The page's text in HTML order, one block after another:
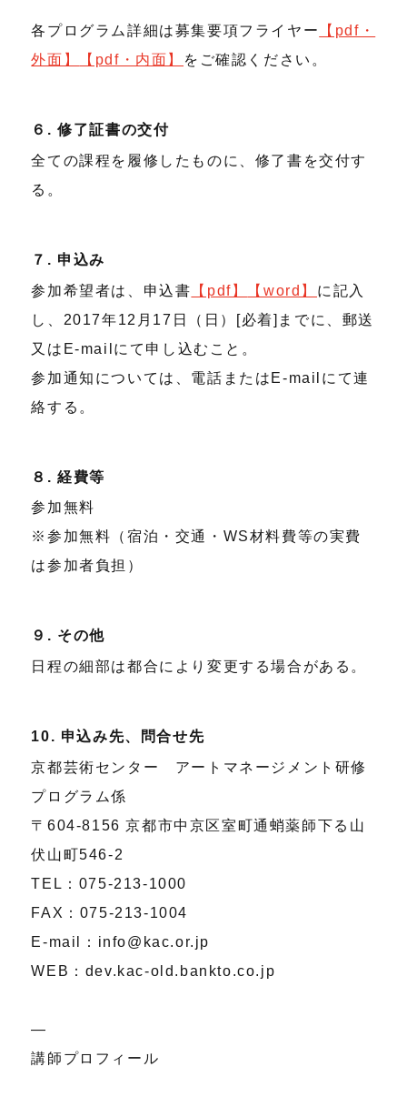
各プログラム詳細は募集要項フライヤー
【pdf・
外面】
【pdf・内面】 をご確認ください。
６. 修了証書の交付
全ての課程を履修したものに、修了書を交付す
る。
７. 申込み
参加希望者は、申込書 【pdf】 【word】 に記入
し、2017年12月17日（日）[必着]までに、郵送
又はE-mailにて申し込むこと。
参加通知については、電話またはE-mailにて連
絡する。
８. 経費等
参加無料
※参加無料（宿泊・交通・WS材料費等の実費
は参加者負担）
９. その他
日程の細部は都合により変更する場合がある。
10. 申込み先、問合せ先
京都芸術センター アートマネージメント研修
プログラム係
〒604-8156 京都市中京区室町通蛸薬師下る山
伏山町546-2
TEL：075-213-1000
FAX：075-213-1004
E-mail：info@kac.or.jp
WEB：dev.kac-old.bankto.co.jp
―
講師プロフィール